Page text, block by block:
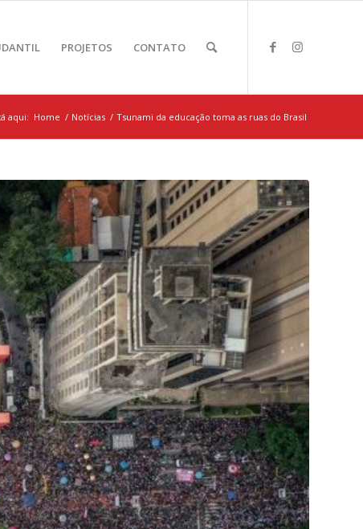
PROJETOS CONTATO
aqui: Home / Notícias / Tsunami da educação toma as ruas do Brasil